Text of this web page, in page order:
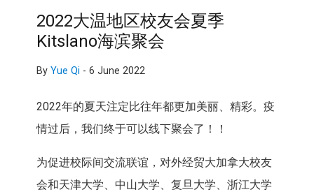
2022大温地区校友会夏季
Kitslano海滨聚会
By Yue Qi - 6 June 2022
2022年的夏天注定比往年都更加美丽、精彩。疫
情过后，我们终于可以线下聚会了！！
为促进校际间交流联谊，对外经贸大加拿大校友
会和天津大学、中山大学、复旦大学、浙江大学